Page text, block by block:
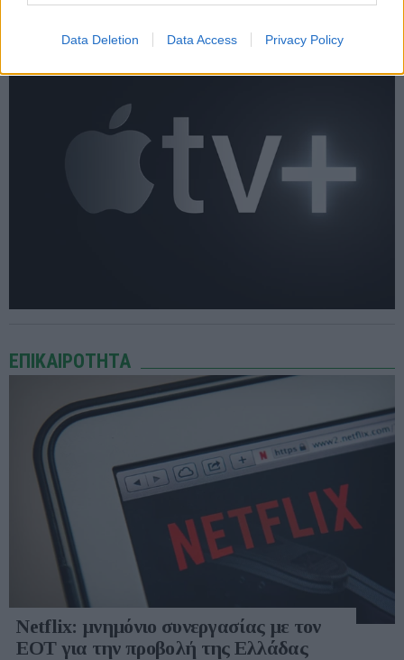
Data Deletion Data Access Privacy Policy
Ζημιογόνο κατά ένα δις τον χρόνο το Apple TV Plus
επιτυχημένη, παραμένει όμως σημαντική
ΕΠΙΚΑΙΡΟΤΗΤΑ
Netflix: μνημόνιο συνεργασίας με τον
ΕΟΤ για την προβολή της Ελλάδας